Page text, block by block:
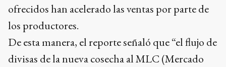
ofrecidos han acelerado las ventas por parte de
los productores.
De esta manera, el reporte señaló que “el flujo de
divisas de la nueva cosecha al MLC (Mercado